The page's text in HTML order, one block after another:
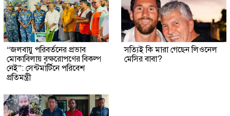
“জলবায়ু পরিবর্তনের প্রভাব
মোকাবিলায় বৃক্ষরোপণের বিকল্প
নেই”: সেন্টমার্টিনে পরিবেশ
প্রতিমন্ত্রী
সত্যিই কি মারা গেছেন লিওনেল
মেসির বাবা?